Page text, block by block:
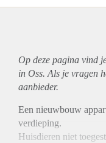
Op deze pagina vind
in Oss. Als je vragen
aanbieder.
Een nieuwbouw
verdieping.
Huisdieren niet